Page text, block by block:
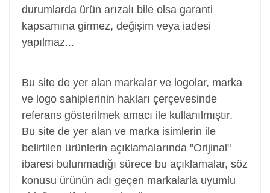
durumlarda ürün arızalı bile olsa garanti
kapsamına girmez, değişim veya iadesi
yapılmaz...
Bu site de yer alan markalar ve logolar, marka
ve logo sahiplerinin hakları çerçevesinde
referans gösterilmek amacı ile kullanılmıştır.
Bu site de yer alan ve marka isimlerin ile
belirtilen ürünlerin açıklamalarında "Orijinal"
ibaresi bulunmadığı sürece bu açıklamalar, söz
konusu ürünün adı geçen markalarla uyumlu